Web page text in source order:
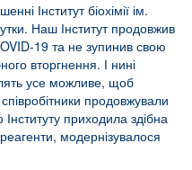
Інститут біохімії ім.
Наш Інститут продовжив
19 та не зупинив свою
вторгнення. І нині
усе можливе, щоб
продовжували
приходила здібна
модернізувалося